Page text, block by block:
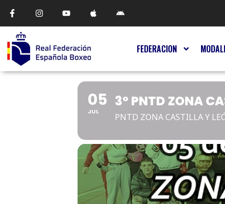
FEDERACION
05
JUL
3º PNTD ZONA
PNTD ZONA CASTILLA Y